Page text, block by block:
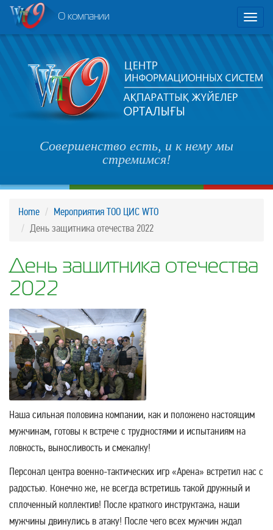
О компании
Совершенство есть, и к нему мы
стремимся!
Home
Мероприятия ТОО ЦИС WTO
День защитника отечества 2022
День защитника отечества
2022
Наша сильная половина компании, как и положено настоящим
мужчинам, готовы к встрече с трудностями и испытаниям на
ловкость, выносливость и смекалку!
Персонал центра военно-тактических игр «Арена» встретил нас с
радостью. Конечно же, не всегда встретишь такой дружный и
сплоченный коллектив! После краткого инструктажа, наши
мужчины двинулись в атаку! После чего всех мужчин ждал